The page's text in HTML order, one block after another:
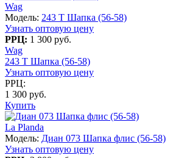
Wag
Модель: 243 T Шапка (56-58)
Узнать оптовую цену
РРЦ: 1 300 руб.
Wag
243 T Шапка (56-58)
Узнать оптовую цену
РРЦ:
1 300 руб.
Купить
La Planda
Модель: Диан 073 Шапка флис (56-58)
Узнать оптовую цену